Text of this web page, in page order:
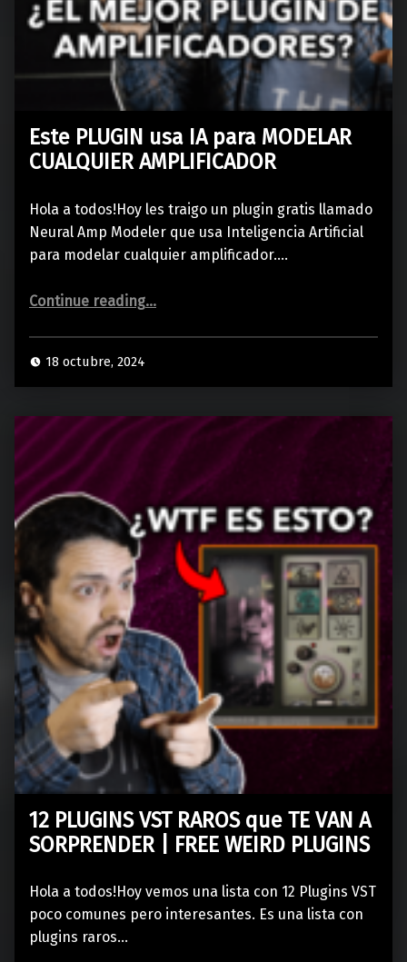
Este PLUGIN usa IA para MODELAR
CUALQUIER AMPLIFICADOR
Hola a todos!Hoy les traigo un plugin gratis llamado
Neural Amp Modeler que usa Inteligencia Artificial
para modelar cualquier amplificador.…
Continue reading“Este PLUGIN usa IA para MODELAR CUALQUIER AMPLIFICADOR”
…
18 octubre, 2024
12 PLUGINS VST RAROS que TE VAN A
SORPRENDER | FREE WEIRD PLUGINS
Hola a todos!Hoy vemos una lista con 12 Plugins VST
poco comunes pero interesantes. Es una lista con
plugins raros…